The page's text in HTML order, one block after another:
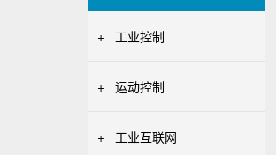
+ 工业控制
+ 运动控制
+ 工业互联网